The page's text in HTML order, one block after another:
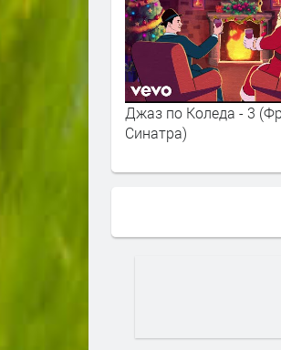
Джаз по Коледа - 3
Синатра)